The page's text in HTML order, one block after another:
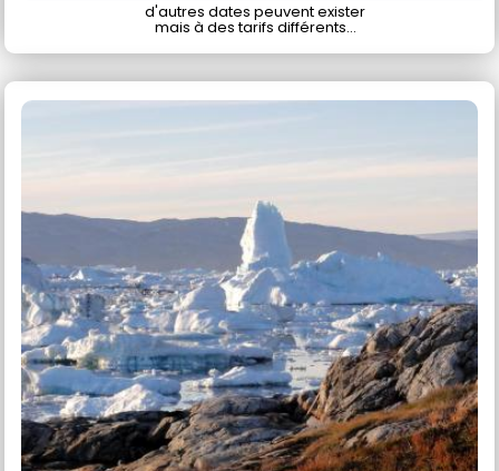
d'autres dates peuvent exister
mais à des tarifs différents...